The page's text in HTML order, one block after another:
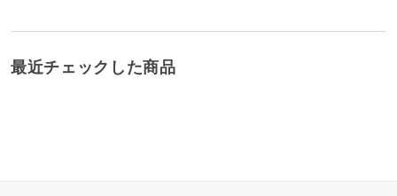
最近チェックした商品